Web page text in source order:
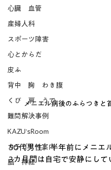
心臓 血管
産婦人科
スポーツ障害
心とからだ
皮ふ
背中 胸 わき腹
くび 肩 うで
難問解決事例
KAZU’sRoom
カテゴリー案内
脳 神経
メニエル病後のふらつきと
50代男性。半年前にメニエ
3カ月間は自宅で安静にして